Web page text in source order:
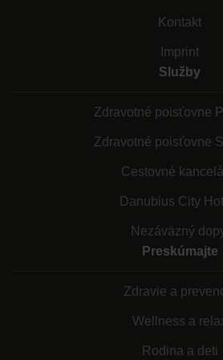
Kontakt
Imprint
Služby
Zdravotné poisťovne
Zdravotné poisťovne
Cestovné
Danubius City
Nezáväzný
Preskúmajte
Zdravie a
Wellness a
Rodina a deti